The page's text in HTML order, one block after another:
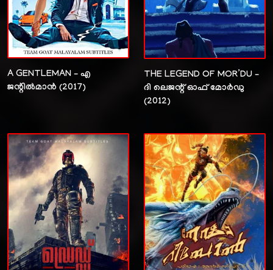
A GENTLEMAN – എ
ജന്റിൽമാൻ (2017)
THE LEGEND OF MOR’DU –
ദി ലെജന്റ് ഓഫ് മോർഡു
(2012)